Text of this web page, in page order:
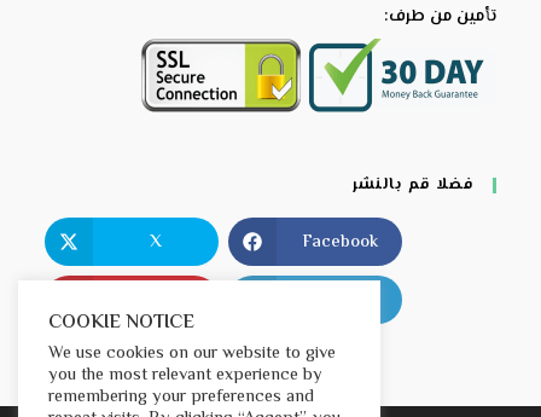
تأمين من طرف:
فضلا قم بالنشر
X Facebook
COOKIE NOTICE
We use cookies on our website to give
you the most relevant experience by
remembering your preferences and